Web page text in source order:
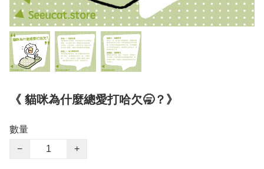
《 貓咪為什麼總愛打哈欠🥱？》
數量
−
+